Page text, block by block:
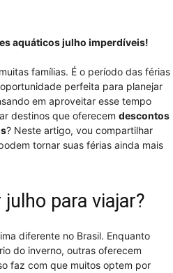
aquáticos julho imperdíveis!
famílias. É o período das férias
perfeita para planejar
em aproveitar esse tempo
destinos que oferecem descontos
? Neste artigo, vou compartilhar
tornar suas férias ainda mais
para viajar?
diferente no Brasil. Enquanto
do inverno, outras oferecem
faz com que muitos optem por